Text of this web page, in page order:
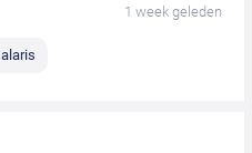
1 week geleden